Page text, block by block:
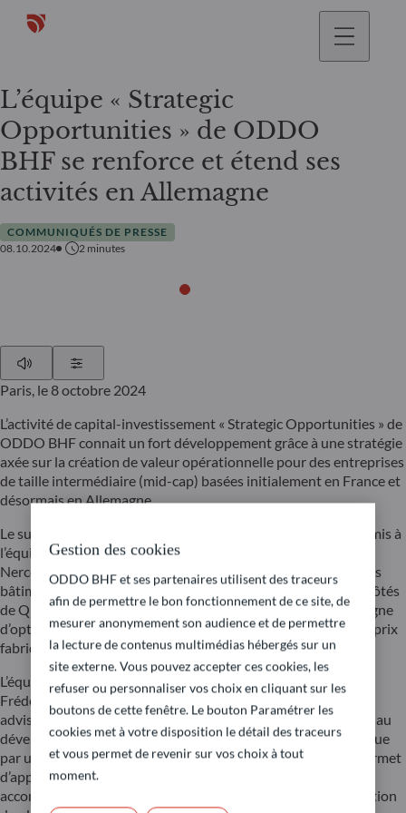
L’équipe « Strategic
Opportunities » de ODDO
BHF se renforce et étend ses
activités en Allemagne
COMMUNIQUÉS DE PRESSE
08.10.2024
2 minutes
Paris, le 8 octobre 2024
L’activité de capital-investissement « Strategic Opportunities » de
ODDO BHF connait un fort développement grâce à une stratégie
axée sur la création de valeur opérationnelle pour des entreprises
de taille intermédiaire (mid-cap) basées initialement en France et
désormais en Allemagne.
Le succès de la levée de fonds, démarrée en mars 2024, a permis à
l’équipe de réaliser ses deux premiers investissements. Après
Nerco, groupe spécialisé dans la performance énergétique des
bâtiments, l’équipe vient de finaliser un investissement aux côtés
de Quilvest Capital Partners dans Lunettes Pour Tous, enseigne
d’optique disruptive proposant des lunettes de qualité à bas prix
fabriquées en magasin en 10 minutes.
L’équipe d’investissement, pilotée par Sébastien Cailliau et
Frédéric Jouenne, bénéficie également de l’appui de deux
advisors, dont Christian Weigel, basé à Munich, qui participe au
développement de l’activité en Allemagne. L’équipe se distingue
par une double expertise financière et opérationnelle, qui permet
d’apporter une réelle valeur ajoutée aux entreprises
accompagnées et à leurs dirigeants, notamment dans l’exécution
Gestion des cookies
ODDO BHF et ses partenaires utilisent des traceurs
afin de permettre le bon fonctionnement de ce site, de
mesurer anonymement son audience et de permettre
la lecture de contenus multimédias hébergés sur un
site externe. Vous pouvez accepter ces cookies, les
refuser ou personnaliser vos choix en cliquant sur les
boutons de cette fenêtre. Le bouton Paramétrer les
cookies met à votre disposition le détail des traceurs
et vous permet de revenir sur vos choix à tout
moment.